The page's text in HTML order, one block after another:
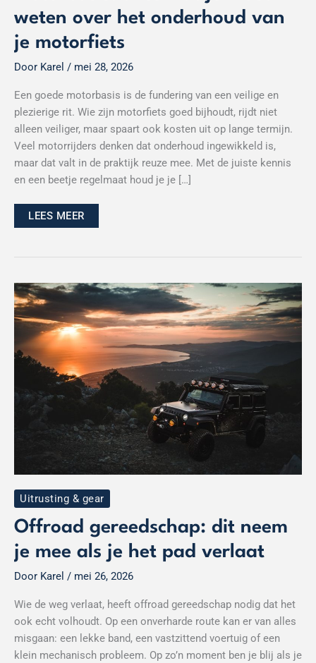
weten over het onderhoud van
je motorfiets
Door Karel / mei 28, 2026
Een goede motorbasis is de fundering van een veilige en
plezierige rit. Wie zijn motorfiets goed bijhoudt, rijdt niet
alleen veiliger, maar spaart ook kosten uit op lange termijn.
Veel motorrijders denken dat onderhoud ingewikkeld is,
maar dat valt in de praktijk reuze mee. Met de juiste kennis
en een beetje regelmaat houd je je […]
LEES MEER
Uitrusting & gear
Offroad gereedschap: dit neem
je mee als je het pad verlaat
Door Karel / mei 26, 2026
Wie de weg verlaat, heeft offroad gereedschap nodig dat het
ook echt volhoudt. Op een onverharde route kan er van alles
misgaan: een lekke band, een vastzittend voertuig of een
klein mechanisch probleem. Op zo’n moment ben je blij als je
Offroad
gereedschap:
dit
neem
je
mee
als
je
het
pad
verlaat